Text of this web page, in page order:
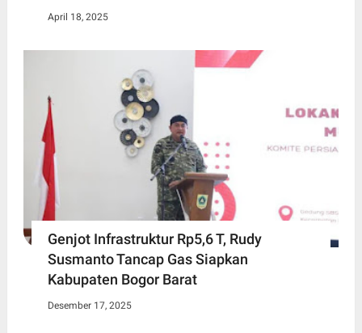
April 18, 2025
Genjot Infrastruktur Rp5,6 T, Rudy
Susmanto Tancap Gas Siapkan
Kabupaten Bogor Barat
Desember 17, 2025